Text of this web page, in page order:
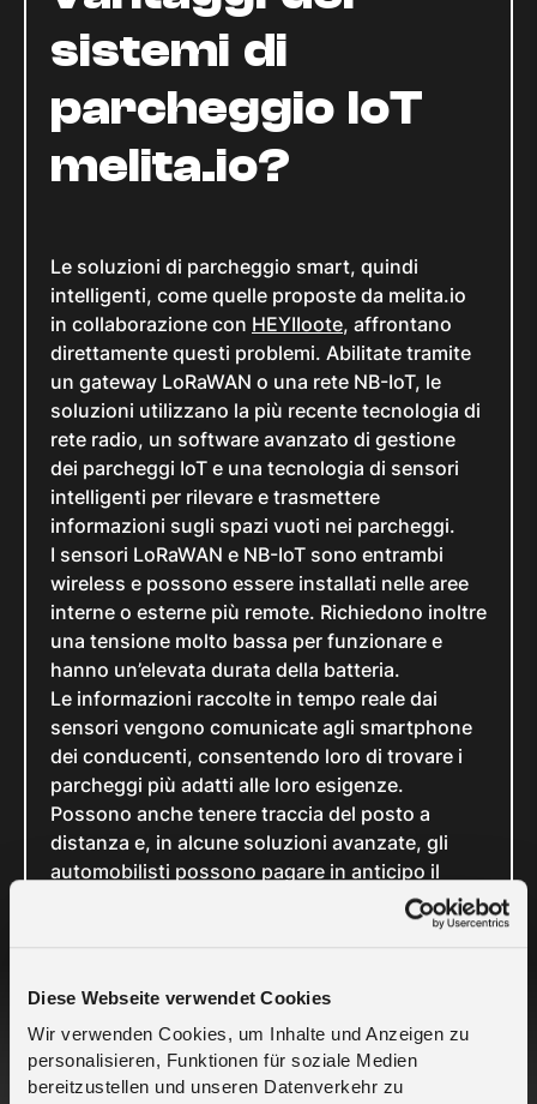
Diese Webseite verwendet Cookies
Wir verwenden Cookies, um Inhalte und Anzeigen zu
personalisieren, Funktionen für soziale Medien
bereitzustellen und unseren Datenverkehr zu
sistemi di
parcheggio IoT
melita.io?
Le soluzioni di parcheggio smart, quindi
intelligenti, come quelle proposte da melita.io
in collaborazione con HEYIIoote, affrontano
direttamente questi problemi. Abilitate tramite
un gateway LoRaWAN o una rete NB-IoT, le
soluzioni utilizzano la più recente tecnologia di
rete radio, un software avanzato di gestione
dei parcheggi IoT e una tecnologia di sensori
intelligenti per rilevare e trasmettere
informazioni sugli spazi vuoti nei parcheggi.
I sensori LoRaWAN e NB-IoT sono entrambi
wireless e possono essere installati nelle aree
interne o esterne più remote. Richiedono inoltre
una tensione molto bassa per funzionare e
hanno un’elevata durata della batteria.
Le informazioni raccolte in tempo reale dai
sensori vengono comunicate agli smartphone
dei conducenti, consentendo loro di trovare i
parcheggi più adatti alle loro esigenze.
Possono anche tenere traccia del posto a
distanza e, in alcune soluzioni avanzate, gli
automobilisti possono pagare in anticipo il
posto, prenotandolo prima del loro arrivo.
per il gestore attraverso il portale IoT basato su
d’intervenire immediatamente per risolvere i
problemi più urgenti, nonché di effettuare